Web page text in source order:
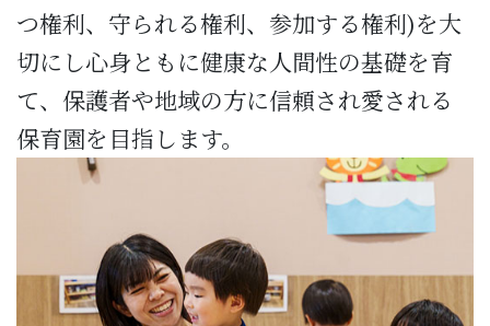
つ権利、守られる権利、参加する権利)を大
切にし心身ともに健康な人間性の基礎を育
て、保護者や地域の方に信頼され愛される
保育園を目指します。